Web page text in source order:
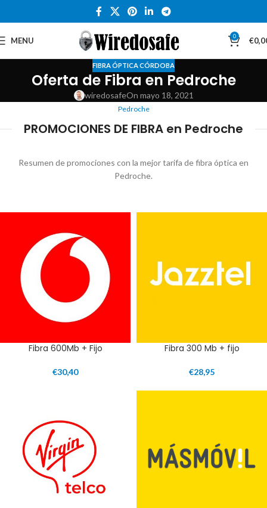
MENU 0 €
FIBRA ÓPTICA CÓRDOBA
Oferta de Fibra en Pedroche
wiredosafeOn mayo 18, 2021
Pedroche
PROMOCIONES DE FIBRA en Pedroche
Resumen de promociones con la mejor tarifa de fibra óptica en
Pedroche.
Fibra 600Mb + Fijo
€30,40
Fibra 300 Mb + fijo
€28,95